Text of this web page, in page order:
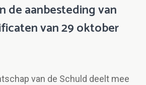
de aanbesteding van
van 29 oktober
van de Schuld deelt mee